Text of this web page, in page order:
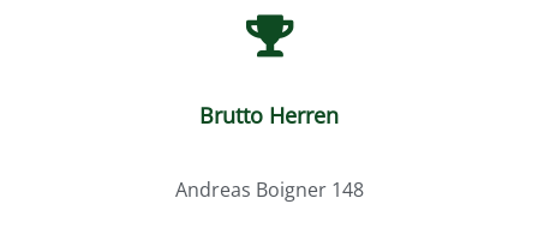
Brutto Herren
Andreas Boigner 148